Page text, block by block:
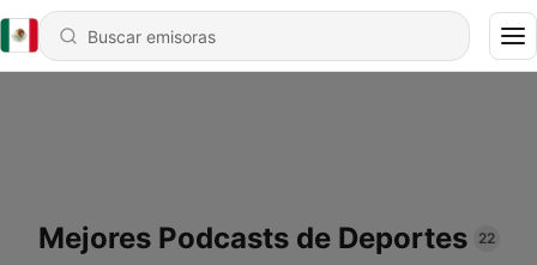
Mejores Podcasts de Deportes 22